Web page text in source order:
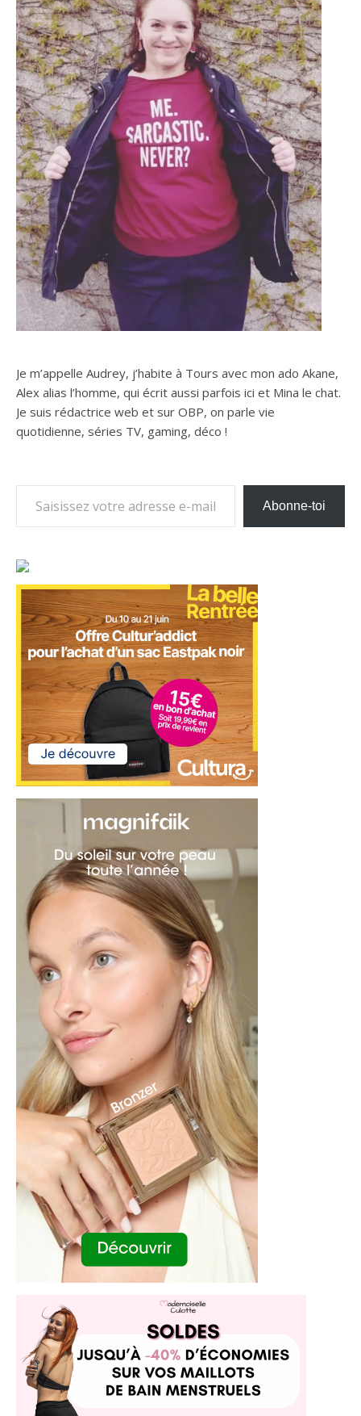
Je m’appelle Audrey, j’habite à Tours avec mon ado Akane,
Alex alias l’homme, qui écrit aussi parfois ici et Mina le chat.
Je suis rédactrice web et sur OBP, on parle vie
quotidienne, séries TV, gaming, déco !
Abonne-toi